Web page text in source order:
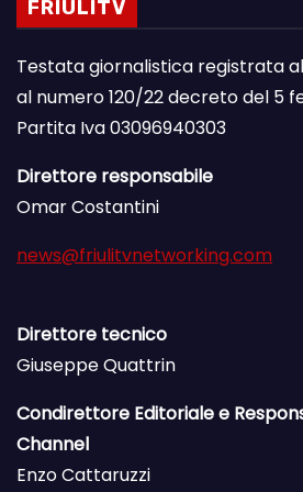
FRIULITV
Testata giornalistica registrata
al numero 120/22 decreto del 5
Partita Iva 03096940303
Direttore responsabile
Omar Costantini
news@friulitvnetworking.com
Direttore tecnico
Giuseppe Quattrin
Condirettore Editoriale e
Channel
Enzo Cattaruzzi